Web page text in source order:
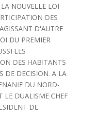
NOUVELLE LOI
DES
D'AUTRE
DU PREMIER
LES
DES HABITANTS
DE DECISION. A LA
DU NORD-
LE DUALISME CHEF
DE